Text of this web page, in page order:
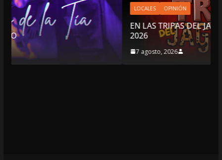
LOCALES OPINIÓN
EN LAS TRIPAS DEL JAGUAR: 07 DE AGOSTO DE
2026